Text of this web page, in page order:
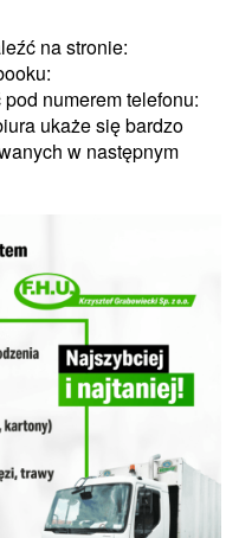
na stronie:
numerem telefonu:
ukaże się bardzo
w następnym